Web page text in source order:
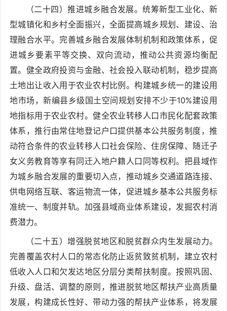
（二十四）推进城乡融合发展。统筹新型工业化、新
型城镇化和乡村全面振兴，全面提高城乡规划、建设、治
理融合水平。完善城乡融合发展体制机制和政策体系，促
进城乡要素平等交换、双向流动，推动公共资源均衡配
置。健全政府投资与金融、社会投入联动机制，稳步提高
土地出让收入用于农业农村比例。构建城乡统一的建设用
地市场，新编县乡级国土空间规划安排不少于10%建设用
地指标用于农业农村。健全农业转移人口市民化配套政策
体系，推行由常住地登记户口提供基本公共服务制度，推
动符合条件的农业转移人口社会保险、住房保障、随迁子
女义务教育等享有同迁入地户籍人口同等权利。把县域作
为城乡融合发展的重要切入点，推动城乡交通道路连接、
供电网络互联、客运物流一体，促进城乡基本公共服务标
准统一、制度并轨。加强县域商业体系建设，发掘农村消
费潜力。
（二十五）增强脱贫地区和脱贫群众内生发展动力。
完善覆盖农村人口的常态化防止返贫致贫机制，建立农村
低收入人口和欠发达地区分层分类帮扶制度。按照巩固、
升级、盘活、调整的原则，推进脱贫地区帮扶产业高质量
发展，构建成长性好、带动力强的帮扶产业体系，将发展